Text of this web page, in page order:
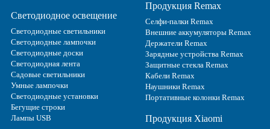
Светодиодное освещение
Светодиодные светильники
Светодиодные лампочки
Светодиодные доски
Светодиодная лента
Садовые светильники
Умные лампочки
Светодиодные установки
Бегущие строки
Лампы USB
Продукция Remax
Селфи-палки Remax
Внешние аккумуляторы Remax
Держатели Remax
Зарядные устройства Remax
Защитные стекла Remax
Кабели Remax
Наушники Remax
Портативные колонки Remax
Продукция Xiaomi